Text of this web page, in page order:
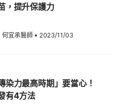
，提升保護力
何宜承醫師 • 2023/11/03
染力最高時期」要當心！
有4方法